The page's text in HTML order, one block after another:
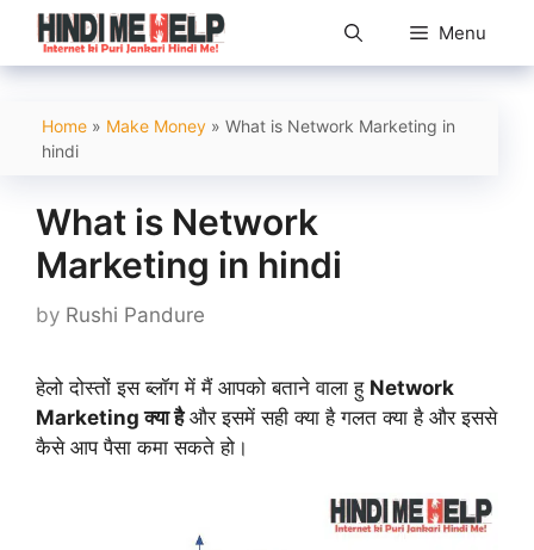
Skip
content
Menu
Home » Make Money » What is Network Marketing in
hindi
What is Network
Marketing in hindi
by Rushi Pandure
हेलो दोस्तों इस ब्लॉग में मैं आपको बताने वाला हु Network
Marketing क्या हैऔर इसमें सही क्या है गलत क्या है और इससे
कैसे आप पैसा कमा सकते हो।